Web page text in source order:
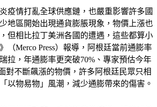
地區開始出現通貨膨脹現象，物價上漲也
但相比拉丁美洲各國的遭遇，這些都算小
（Merco Press）報導，阿根廷當前通膨率
拉，年通膨率更突破70%、專家預估今年
對不斷飆漲的物價，許多阿根廷民眾只相
以物易物」風潮，減少通膨帶來的傷害。